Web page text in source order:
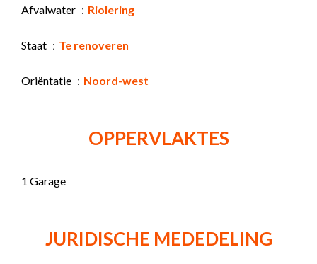
Afvalwater Riolering
Staat Te renoveren
Oriëntatie Noord-west
OPPERVLAKTES
1 Garage
JURIDISCHE MEDEDELING